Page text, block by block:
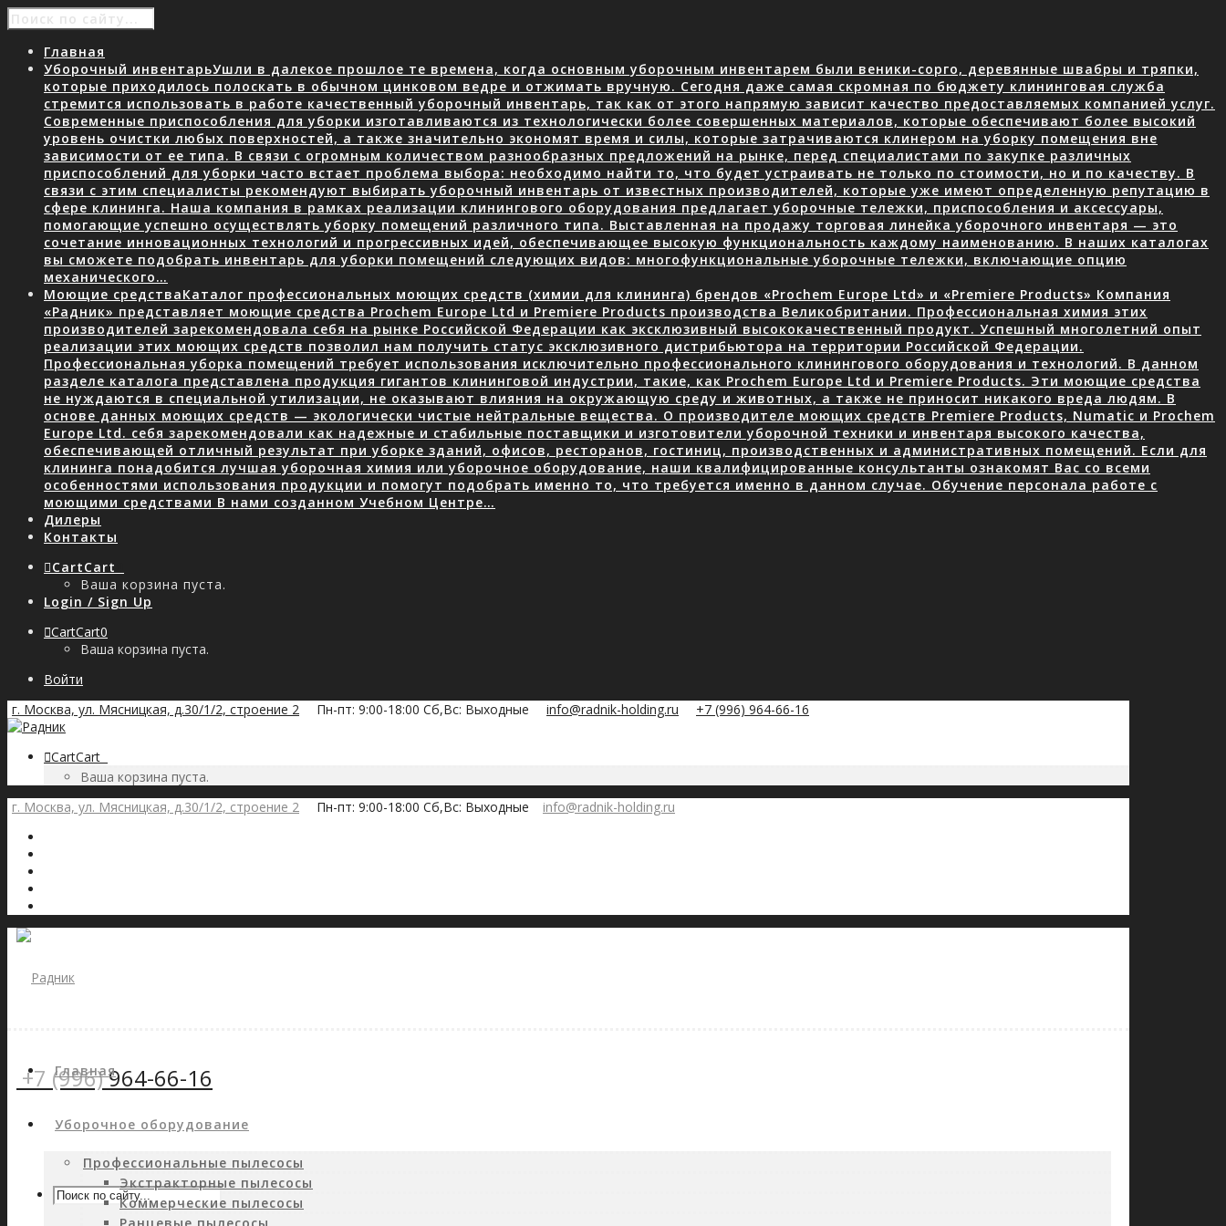
Главная
Уборочный инвентарьУшли в далекое прошлое те времена, когда основным уборочным инвентарем были веники-сорго, деревянные швабры и тряпки,
которые приходилось полоскать в обычном цинковом ведре и отжимать вручную. Сегодня даже самая скромная по бюджету клининговая служба
стремится использовать в работе качественный уборочный инвентарь, так как от этого напрямую зависит качество предоставляемых компанией услуг.
Современные приспособления для уборки изготавливаются из технологически более совершенных материалов, которые обеспечивают более высокий
уровень очистки любых поверхностей, а также значительно экономят время и силы, которые затрачиваются клинером на уборку помещения вне
зависимости от ее типа. В связи с огромным количеством разнообразных предложений на рынке, перед специалистами по закупке различных
приспособлений для уборки часто встает проблема выбора: необходимо найти то, что будет устраивать не только по стоимости, но и по качеству. В
связи с этим специалисты рекомендуют выбирать уборочный инвентарь от известных производителей, которые уже имеют определенную репутацию в
сфере клининга. Наша компания в рамках реализации клинингового оборудования предлагает уборочные тележки, приспособления и аксессуары,
помогающие успешно осуществлять уборку помещений различного типа. Выставленная на продажу торговая линейка уборочного инвентаря — это
сочетание инновационных технологий и прогрессивных идей, обеспечивающее высокую функциональность каждому наименованию. В наших каталогах
вы сможете подобрать инвентарь для уборки помещений следующих видов: многофункциональные уборочные тележки, включающие опцию
механического…
Моющие средстваКаталог профессиональных моющих средств (химии для клининга) брендов «Prochem Europe Ltd» и «Premiere Products» Компания
«Радник» представляет моющие средства Prochem Europe Ltd и Premiere Products производства Великобритании. Профессиональная химия этих
производителей зарекомендовала себя на рынке Российской Федерации как эксклюзивный высококачественный продукт. Успешный многолетний опыт
реализации этих моющих средств позволил нам получить статус эксклюзивного дистрибьютора на территории Российской Федерации.
Профессиональная уборка помещений требует использования исключительно профессионального клинингового оборудования и технологий. В данном
разделе каталога представлена продукция гигантов клининговой индустрии, такие, как Prochem Europe Ltd и Premiere Products. Эти моющие средства
не нуждаются в специальной утилизации, не оказывают влияния на окружающую среду и животных, а также не приносит никакого вреда людям. В
основе данных моющих средств — экологически чистые нейтральные вещества. О производителе моющих средств Premiere Products, Numatic и Prochem
Europe Ltd. себя зарекомендовали как надежные и стабильные поставщики и изготовители уборочной техники и инвентаря высокого качества,
обеспечивающей отличный результат при уборке зданий, офисов, ресторанов, гостиниц, производственных и административных помещений. Если для
клининга понадобится лучшая уборочная химия или уборочное оборудование, наши квалифицированные консультанты ознакомят Вас со всеми
особенностями использования продукции и помогут подобрать именно то, что требуется именно в данном случае. Обучение персонала работе с
моющими средствами В нами созданном Учебном Центре…
Дилеры
Контакты
CartCart
Ваша корзина пуста.
Login / Sign Up
CartCart0
Ваша корзина пуста.
Войти
г. Москва, ул. Мясницкая, д.30/1/2, строение 2
Пн-пт: 9:00-18:00 Сб,Вс: Выходные info@radnik-holding.ru +7 (996) 964-66-16
CartCart
Ваша корзина пуста.
г. Москва, ул. Мясницкая, д.30/1/2, строение 2
Пн-пт: 9:00-18:00 Сб,Вс: Выходные info@radnik-holding.ru
+7 (996)964-66-16
Главная
Уборочное оборудование
Профессиональные пылесосы
Экстракторные пылесосы
Коммерческие пылесосы